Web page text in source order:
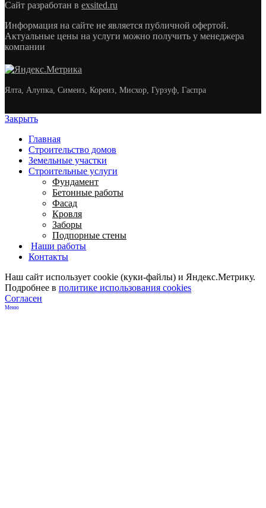
Меню
Сайт разработан в exsited.ru
Информация на сайте не является публичной офертой.
Актуальные цены на услуги можно получить у менеджера
компании
Ялта, Алупка, Симеиз, Кореиз, Мисхор, Гурзуф, Гаспра
Закрыть
Главная
Строительство домов
Земельные участки
Строительные услуги
Фундамент
Бетонные работы
Фасад
Кровля
Заборы
Подпорные стены
Наши работы
Контакты
Наш сайт использует cookie (куки-файлы) и Яндекс.Метрику.
Подробнее в политике использования cookies
Согласен